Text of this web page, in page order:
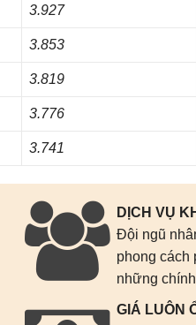
3.927
3.853
3.819
3.776
3.741
DỊCH VỤ
Đội ngũ
phong cách
những
GIÁ LUÔN